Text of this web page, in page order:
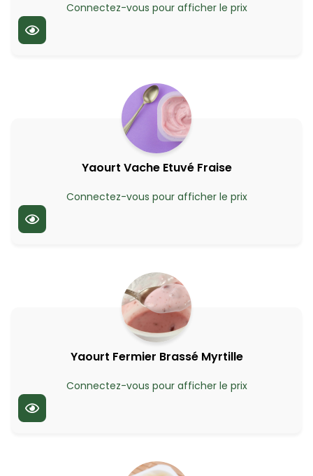
Connectez-vous pour afficher le prix
Yaourt Vache Etuvé Fraise
Connectez-vous pour afficher le prix
Yaourt Fermier Brassé Myrtille
Connectez-vous pour afficher le prix